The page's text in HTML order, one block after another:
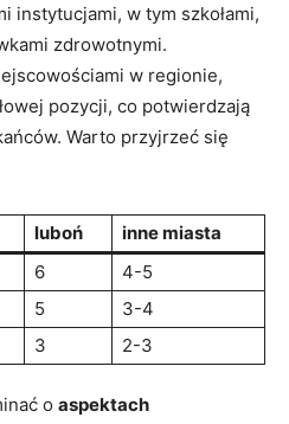
instytucjami, w tym szkołami,
zdrowotnymi.
w regionie,
pozycji, co potwierdzają
Warto przyjrzeć się
luboń
inne miasta
6
4-5
5
3-4
3 2-3
o aspektach